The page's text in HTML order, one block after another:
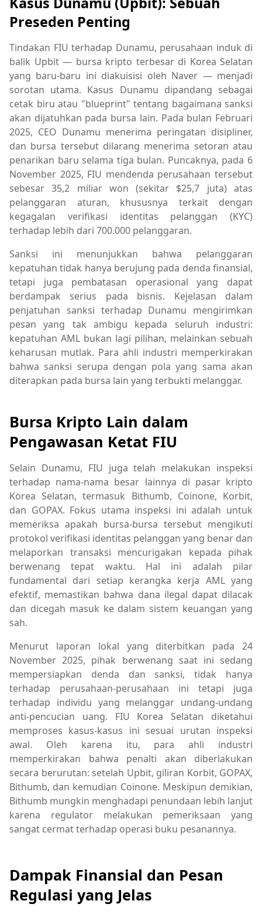
Preseden Penting
Tindakan FIU terhadap Dunamu, perusahaan induk di
balik Upbit — bursa kripto terbesar di Korea Selatan
yang baru-baru ini diakuisisi oleh Naver — menjadi
sorotan utama. Kasus Dunamu dipandang sebagai
cetak biru atau "blueprint" tentang bagaimana sanksi
akan dijatuhkan pada bursa lain. Pada bulan Februari
2025, CEO Dunamu menerima peringatan disipliner,
dan bursa tersebut dilarang menerima setoran atau
penarikan baru selama tiga bulan. Puncaknya, pada 6
November 2025, FIU mendenda perusahaan tersebut
sebesar 35,2 miliar won (sekitar $25,7 juta) atas
pelanggaran aturan, khususnya terkait dengan
kegagalan verifikasi identitas pelanggan (KYC)
terhadap lebih dari 700.000 pelanggaran.
Sanksi ini menunjukkan bahwa pelanggaran
kepatuhan tidak hanya berujung pada denda finansial,
tetapi juga pembatasan operasional yang dapat
berdampak serius pada bisnis. Kejelasan dalam
penjatuhan sanksi terhadap Dunamu mengirimkan
pesan yang tak ambigu kepada seluruh industri:
kepatuhan AML bukan lagi pilihan, melainkan sebuah
keharusan mutlak. Para ahli industri memperkirakan
bahwa sanksi serupa dengan pola yang sama akan
diterapkan pada bursa lain yang terbukti melanggar.
Bursa Kripto Lain dalam
Pengawasan Ketat FIU
Selain Dunamu, FIU juga telah melakukan inspeksi
terhadap nama-nama besar lainnya di pasar kripto
Korea Selatan, termasuk Bithumb, Coinone, Korbit,
dan GOPAX. Fokus utama inspeksi ini adalah untuk
memeriksa apakah bursa-bursa tersebut mengikuti
protokol verifikasi identitas pelanggan yang benar dan
melaporkan transaksi mencurigakan kepada pihak
berwenang tepat waktu. Hal ini adalah pilar
fundamental dari setiap kerangka kerja AML yang
efektif, memastikan bahwa dana ilegal dapat dilacak
dan dicegah masuk ke dalam sistem keuangan yang
sah.
Menurut laporan lokal yang diterbitkan pada 24
November 2025, pihak berwenang saat ini sedang
mempersiapkan denda dan sanksi, tidak hanya
terhadap perusahaan-perusahaan ini tetapi juga
terhadap individu yang melanggar undang-undang
anti-pencucian uang. FIU Korea Selatan diketahui
memproses kasus-kasus ini sesuai urutan inspeksi
awal. Oleh karena itu, para ahli industri
memperkirakan bahwa penalti akan diberlakukan
secara berurutan: setelah Upbit, giliran Korbit, GOPAX,
Bithumb, dan kemudian Coinone. Meskipun demikian,
Bithumb mungkin menghadapi penundaan lebih lanjut
karena regulator melakukan pemeriksaan yang
sangat cermat terhadap operasi buku pesanannya.
Dampak Finansial dan Pesan
Regulasi yang Jelas